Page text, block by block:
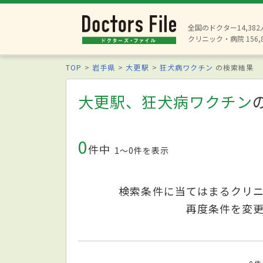
全国のドクター14,382
クリニック・病院
TOP 岩手県 大更駅 狂犬病ワクチン の検索結果
大更駅、狂犬病ワクチン
0件中 1〜0件を表示
検索条件に当てはまるクリ
再度条件を変